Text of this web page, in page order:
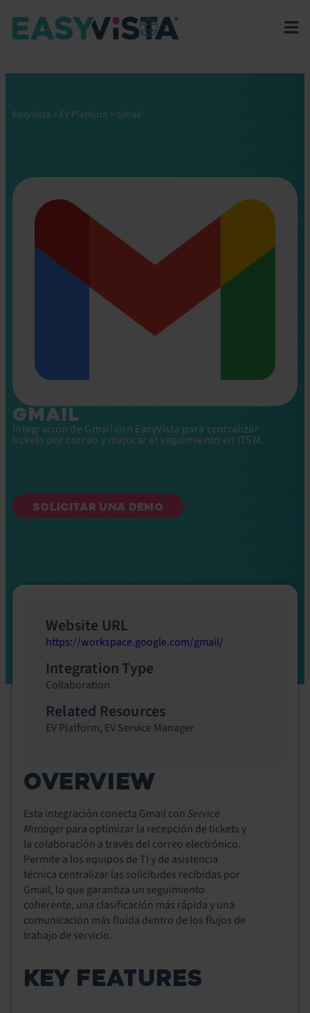
EasyVista > EV Platform > Gmail
GMAIL
Integración de Gmail con EasyVista para centralizar
tickets por correo y mejorar el seguimiento en ITSM.
SOLICITAR UNA DEMO
OVERVIEW
Esta integración conecta Gmail conService
Managerpara optimizar la recepción de tickets y
la colaboración a través del correo electrónico.
Permite a los equipos de TI y de asistencia
técnica centralizar las solicitudes recibidas por
Gmail, lo que garantiza un seguimiento
coherente, una clasificación más rápida y una
comunicación más fluida dentro de los flujos de
trabajo de servicio.
KEY FEATURES
Website URL
https://workspace.google.com/gmail/
Integration Type
Collaboration
Related Resources
EV Platform, EV Service Manager